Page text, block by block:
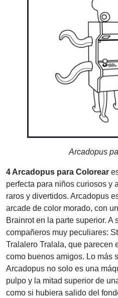
Arcadopus
4 Arcadopus para Colorear
perfecta para niños curiosos y
raros y divertidos. Arcadopus
arcade de color morado, con
Brainrot en la parte superior. A
compañeros muy peculiares:
Tralalero Tralala, que parecen
como buenos amigos. Lo más
Arcadopus no solo es una
pulpo y la mitad superior de
como si hubiera salido del